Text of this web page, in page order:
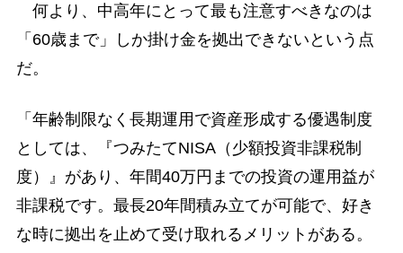
何より、中高年にとって最も注意すべきなのは
「60歳まで」しか掛け金を拠出できないという点
だ。
「年齢制限なく長期運用で資産形成する優遇制度
としては、『つみたてNISA（少額投資非課税制
度）』があり、年間40万円までの投資の運用益が
非課税です。最長20年間積み立てが可能で、好き
な時に拠出を止めて受け取れるメリットがある。